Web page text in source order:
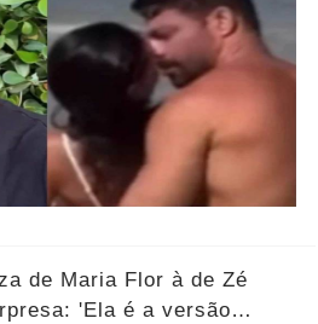
de Maria Flor à de Zé
'Ela é a versão